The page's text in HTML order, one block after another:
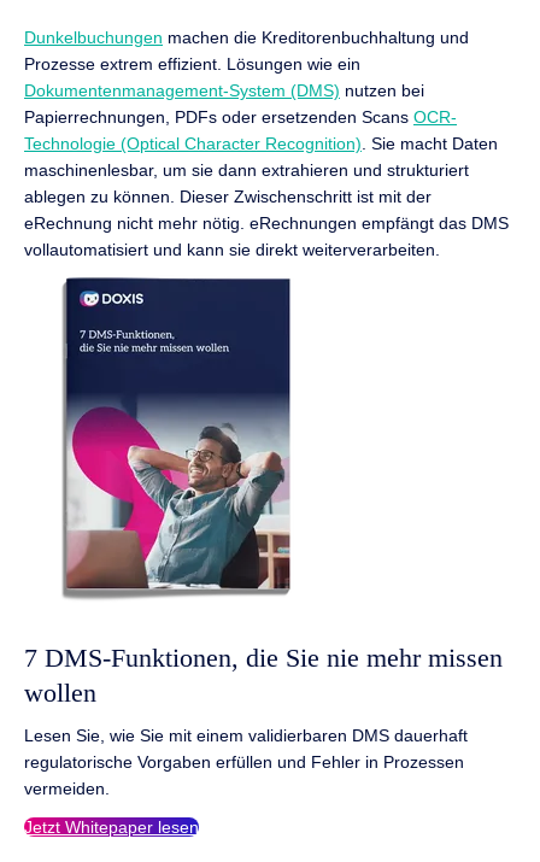
Dunkelbuchungen machen die Kreditorenbuchhaltung und
Prozesse extrem effizient. Lösungen wie ein
Dokumentenmanagement-System (DMS) nutzen bei
Papierrechnungen, PDFs oder ersetzenden Scans OCR-
Technologie (Optical Character Recognition) . Sie macht Daten
maschinenlesbar, um sie dann extrahieren und strukturiert
ablegen zu können. Dieser Zwischenschritt ist mit der
eRechnung nicht mehr nötig. eRechnungen empfängt das DMS
vollautomatisiert und kann sie direkt weiterverarbeiten.
7 DMS-Funktionen, die Sie nie mehr missen
wollen
Lesen Sie, wie Sie mit einem validierbaren DMS dauerhaft
regulatorische Vorgaben erfüllen und Fehler in Prozessen
vermeiden.
Jetzt Whitepaper lesen